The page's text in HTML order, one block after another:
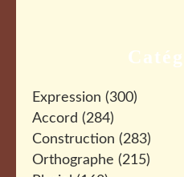
Expression (300)
Accord (284)
Construction (283)
Orthographe (215)